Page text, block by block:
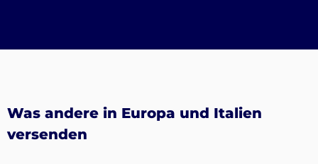
Was andere in Europa und Italien
versenden